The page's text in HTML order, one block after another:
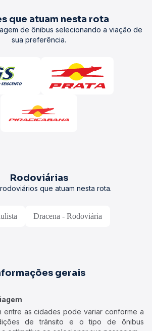
que atuam nesta rota
de ônibus selecionando a viação de
sua preferência.
Rodoviárias
que atuam nesta rota.
Dracena - Rodoviária
gerais
entre as cidades pode variar conforme a
de trânsito e o tipo de ônibus